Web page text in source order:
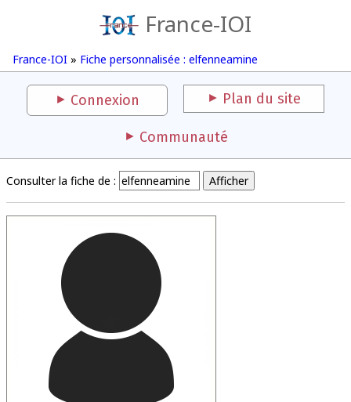
France-IOI
France-IOI » Fiche personnalisée : elfenneamine
Connexion Plan du site
Communauté
Consulter la fiche de :